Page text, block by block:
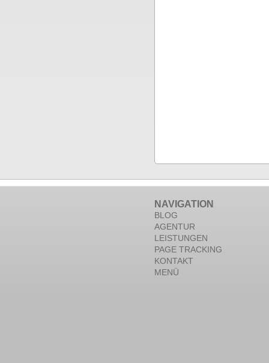
NAVIGATION
BLOG
AGENTUR
LEISTUNGEN
PAGE TRACKING
KONTAKT
MENÜ